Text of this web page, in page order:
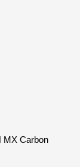
MX Carbon